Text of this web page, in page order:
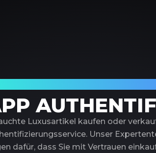
Luxusartikel kaufen oder
Unser
dafür, dass Sie mit Vertrauen